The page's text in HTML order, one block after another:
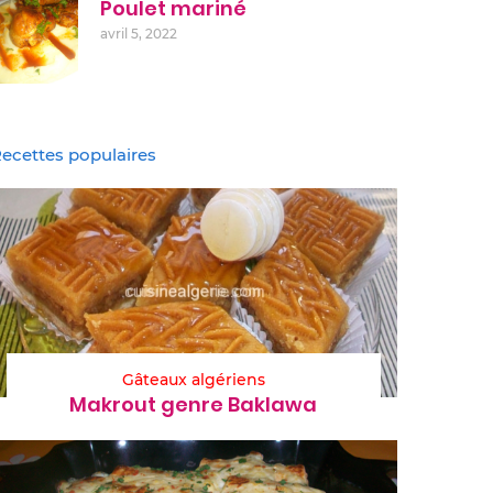
Poulet mariné
avril 5, 2022
populaires
Gâteaux algériens
Makrout genre Baklawa